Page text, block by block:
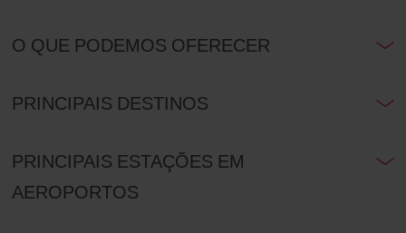
O QUE PODEMOS OFERECER
PRINCIPAIS DESTINOS
PRINCIPAIS ESTAÇÕES EM
AEROPORTOS